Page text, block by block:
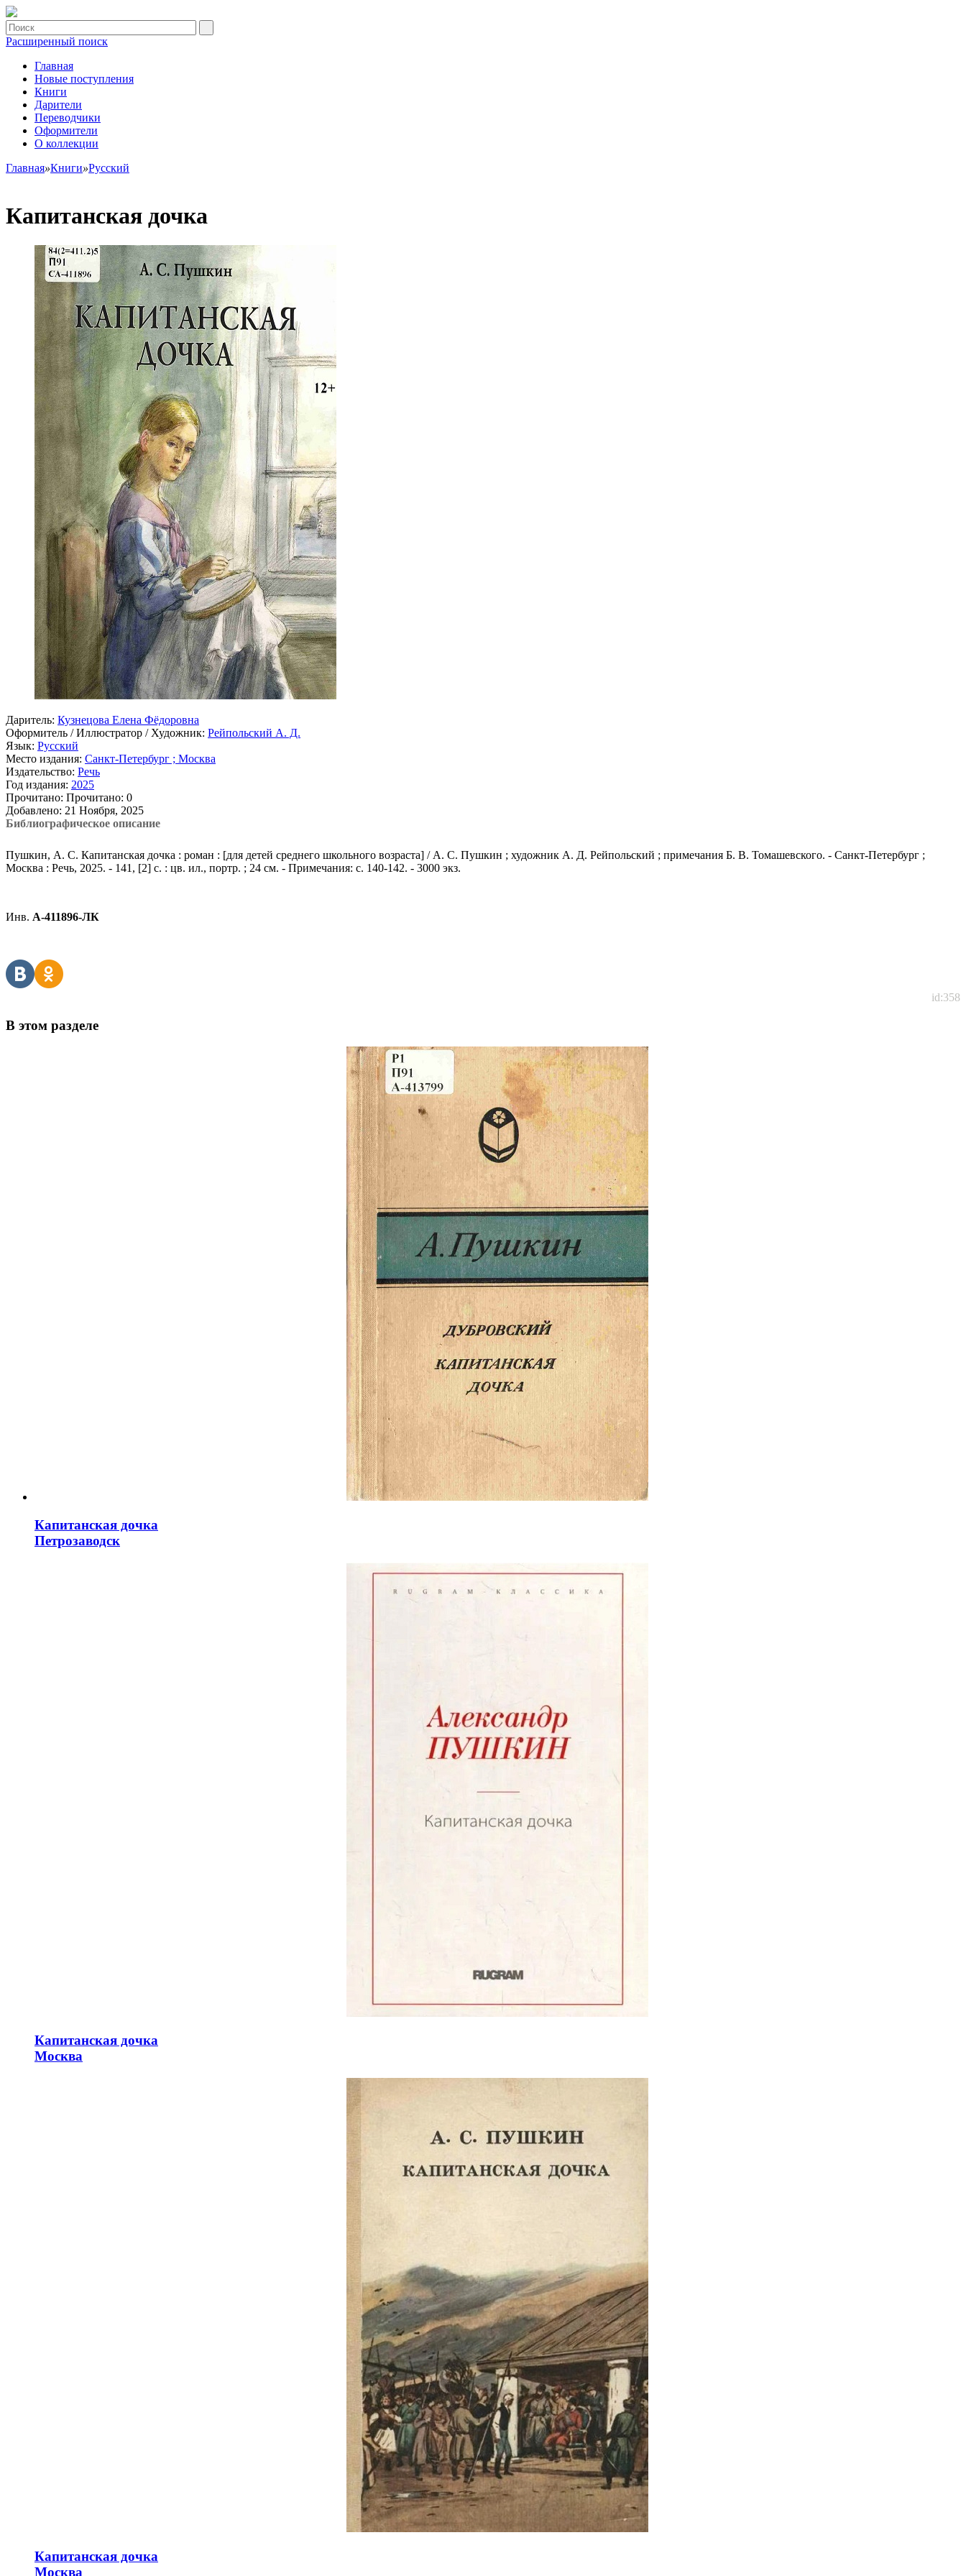
Расширенный поиск
Главная
Новые поступления
Книги
Дарители
Переводчики
Оформители
О коллекции
Главная»Книги»Русский
Капитанская дочка
Даритель: Кузнецова Елена Фёдоровна
Оформитель / Иллюстратор / Художник: Рейпольский А. Д.
Язык: Русский
Место издания: Санкт-Петербург ; Москва
Издательство: Речь
Год издания: 2025
Прочитано: Прочитано: 0
Добавлено: 21 Ноября, 2025
Библиографическое описание
Пушкин, А. С. Капитанская дочка : роман : [для детей среднего школьного возраста] / А. С. Пушкин ; художник А. Д. Рейпольский ; примечания Б. В. Томашевского. - Санкт-Петербург ;
Москва : Речь, 2025. - 141, [2] с. : цв. ил., портр. ; 24 см. - Примечания: с. 140-142. - 3000 экз.
Инв. А-411896-ЛК
id:358
В этом разделе
Капитанская дочка
Петрозаводск
Капитанская дочка
Москва
Капитанская дочка
Москва